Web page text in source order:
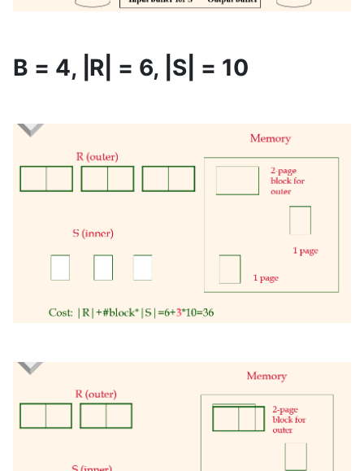
B = 4, |R| = 6, |S| = 10